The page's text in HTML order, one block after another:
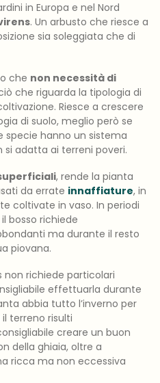
in Europa e nel Nord
. Un arbusto che riesce a
sia soleggiata che di
che non necessità di
che riguarda la tipologia di
Riesce a crescere
di suolo, meglio però se
specie hanno un sistema
adatta ai terreni poveri.
, rende la pianta
da errate innaffiature, in
coltivate in vaso. In periodi
bosso richiede
ma durante il resto
piovana.
non richiede particolari
effettuarla durante
abbia tutto l’inverno per
terreno risulti
creare un buon
della ghiaia, oltre a
ricca ma non eccessiva